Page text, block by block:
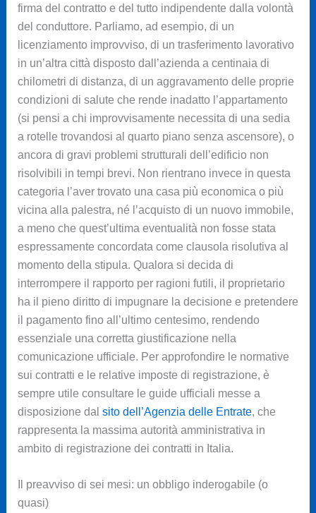
firma del contratto e del tutto indipendente dalla volontà
del conduttore. Parliamo, ad esempio, di un
licenziamento improvviso, di un trasferimento lavorativo
in un’altra città disposto dall’azienda a centinaia di
chilometri di distanza, di un aggravamento delle proprie
condizioni di salute che rende inadatto l’appartamento
(si pensi a chi improvvisamente necessita di una sedia
a rotelle trovandosi al quarto piano senza ascensore), o
ancora di gravi problemi strutturali dell’edificio non
risolvibili in tempi brevi. Non rientrano invece in questa
categoria l’aver trovato una casa più economica o più
vicina alla palestra, né l’acquisto di un nuovo immobile,
a meno che quest’ultima eventualità non fosse stata
espressamente concordata come clausola risolutiva al
momento della stipula. Qualora si decida di
interrompere il rapporto per ragioni futili, il proprietario
ha il pieno diritto di impugnare la decisione e pretendere
il pagamento fino all’ultimo centesimo, rendendo
essenziale una corretta giustificazione nella
comunicazione ufficiale. Per approfondire le normative
sui contratti e le relative imposte di registrazione, è
sempre utile consultare le guide ufficiali messe a
disposizione dal sito dell’Agenzia delle Entrate, che
rappresenta la massima autorità amministrativa in
ambito di registrazione dei contratti in Italia.
Il preavviso di sei mesi: un obbligo inderogabile (o
quasi)